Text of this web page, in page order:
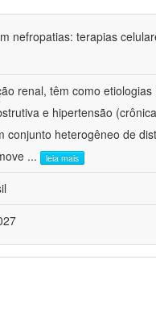
nefropatias: terapias
renal, têm como etiologias
e hipertensão
conjunto heterogêneo de
... leia mais